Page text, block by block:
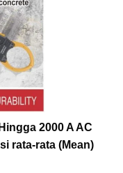
2000 A AC
rata-rata (Mean)